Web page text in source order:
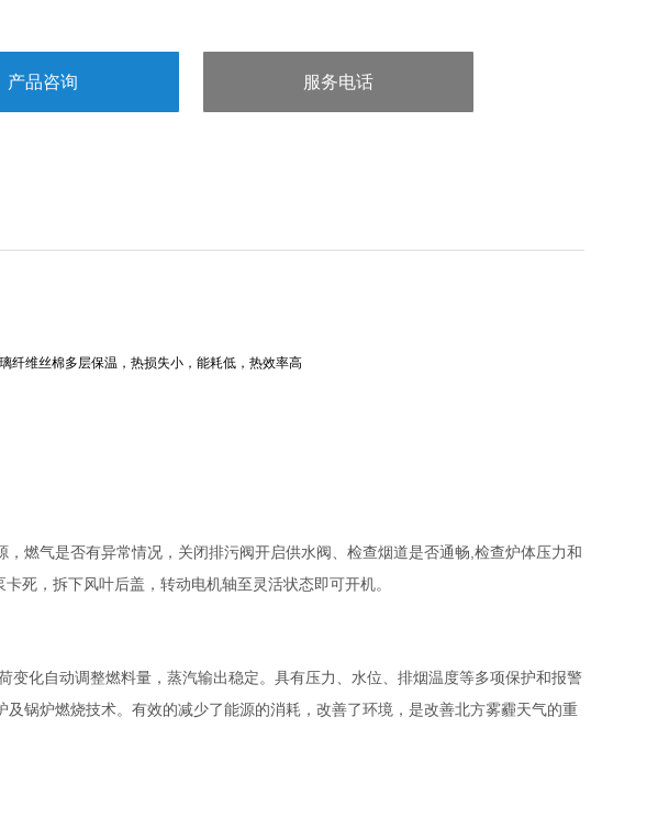
产品咨询 服务电话
纤维丝棉多层保温，热损失小，能耗低，热效率高
，燃气是否有异常情况，关闭排污阀开启供水阀、检查烟道是否通畅,检查炉体压力和
死，拆下风叶后盖，转动电机轴至灵活状态即可开机。
化自动调整燃料量，蒸汽输出稳定。具有压力、水位、排烟温度等多项保护和报警
锅炉燃烧技术。有效的减少了能源的消耗，改善了环境，是改善北方雾霾天气的重